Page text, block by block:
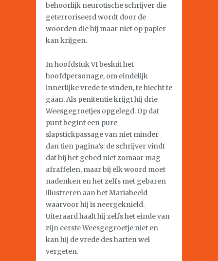
behoorlijk neurotische schrijver die
geterroriseerd wordt door de
woorden die hij maar niet op papier
kan krijgen.
In hoofdstuk VI besluit het
hoofdpersonage, om eindelijk
innerlijke vrede te vinden, te biecht te
gaan. Als penitentie krijgt hij drie
Weesgegroetjes opgelegd. Op dat
punt begint een pure
slapstickpassage van niet minder
dan tien pagina’s: de schrijver vindt
dat hij het gebed niet zomaar mag
afraffelen, maar bij elk woord moet
nadenken en het zelfs met gebaren
illustreren aan het Mariabeeld
waarvoor hij is neergeknield.
Uiteraard haalt hij zelfs het einde van
zijn eerste Weesgegroetje niet en
kan hij de vrede des harten wel
vergeten.